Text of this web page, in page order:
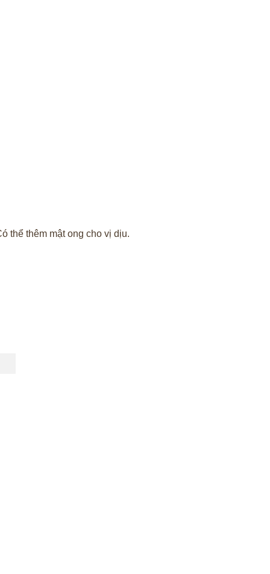
thể thêm mật ong cho vị dịu.